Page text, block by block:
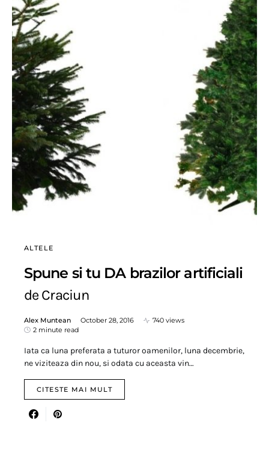
ALTELE
Spune si tu DA brazilor artificiali
de Craciun
Alex Muntean October 28, 2016
740 views
2 minute read
Iata ca luna preferata a tuturor oamenilor, luna decembrie,
ne viziteaza din nou, si odata cu aceasta vin…
CITESTE MAI MULT